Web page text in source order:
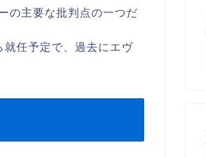
の主要な批判点の一つだ
任予定で、過去にエヴ